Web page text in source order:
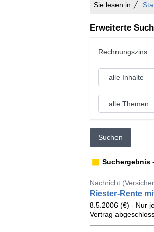
Sie lesen in
Erweiterte
Suchen
Suchergebnis
Nachricht
Riester-Rente
8.5.2006 (€) - Nur
Vertrag